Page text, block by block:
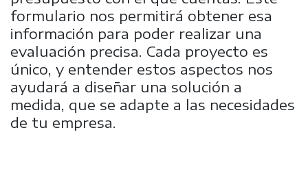
formulario nos permitirá obtener esa
información para poder realizar una
evaluación precisa. Cada proyecto es
único, y entender estos aspectos nos
ayudará a diseñar una solución a
medida, que se adapte a las necesidades
de tu empresa.